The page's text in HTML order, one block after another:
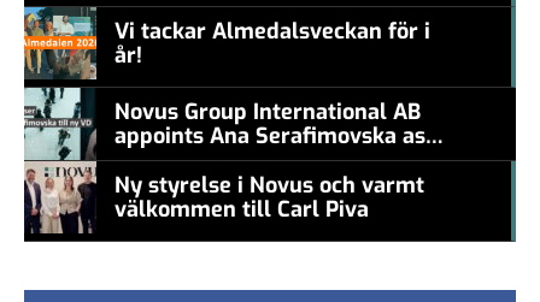
Vi tackar Almedalsveckan för i
år!
Novus Group International AB
appoints Ana Serafimovska as
new CEO
Ny styrelse i Novus och varmt
välkommen till Carl Piva